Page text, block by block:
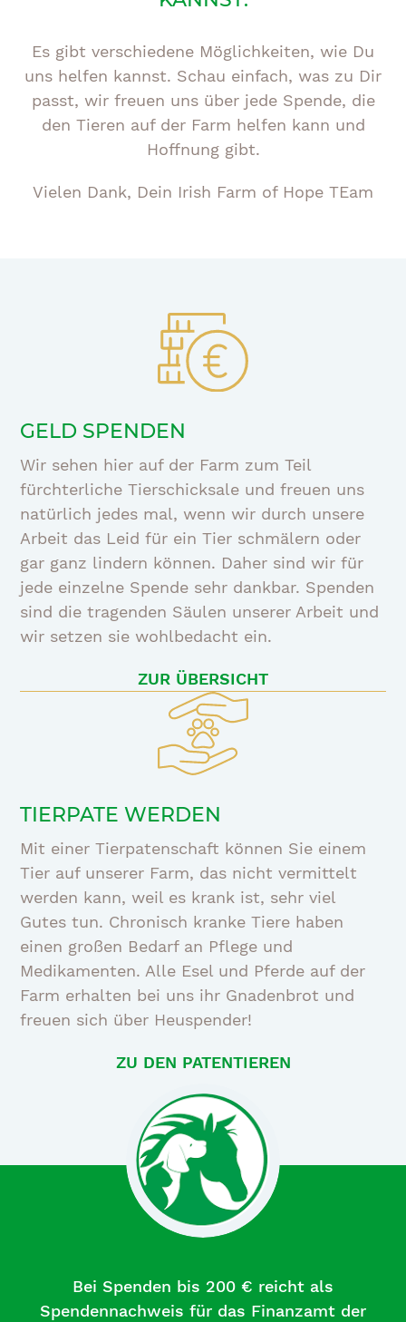
Es gibt verschiedene Möglichkeiten, wie Du
uns helfen kannst. Schau einfach, was zu Dir
passt, wir freuen uns über jede Spende, die
den Tieren auf der Farm helfen kann und
Hoffnung gibt.
Vielen Dank, Dein Irish Farm of Hope TEam
GELD SPENDEN
Wir sehen hier auf der Farm zum Teil
fürchterliche Tierschicksale und freuen uns
natürlich jedes mal, wenn wir durch unsere
Arbeit das Leid für ein Tier schmälern oder
gar ganz lindern können. Daher sind wir für
jede einzelne Spende sehr dankbar. Spenden
sind die tragenden Säulen unserer Arbeit und
wir setzen sie wohlbedacht ein.
ZUR ÜBERSICHT
TIERPATE WERDEN
Mit einer Tierpatenschaft können Sie einem
Tier auf unserer Farm, das nicht vermittelt
werden kann, weil es krank ist, sehr viel
Gutes tun. Chronisch kranke Tiere haben
einen großen Bedarf an Pflege und
Medikamenten. Alle Esel und Pferde auf der
Farm erhalten bei uns ihr Gnadenbrot und
freuen sich über Heuspender!
ZU DEN PATENTIEREN
Bei Spenden bis 200 € reicht als
Spendennachweis für das Finanzamt der